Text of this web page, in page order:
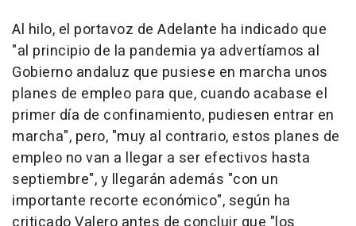
Al hilo, el portavoz de Adelante ha indicado que
"al principio de la pandemia ya advertíamos al
Gobierno andaluz que pusiese en marcha unos
planes de empleo para que, cuando acabase el
primer día de confinamiento, pudiesen entrar en
marcha", pero, "muy al contrario, estos planes de
empleo no van a llegar a ser efectivos hasta
septiembre", y llegarán además "con un
importante recorte económico", según ha